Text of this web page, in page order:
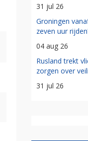
31 jul 26
Groningen
zeven uur rijden'
04 aug 26
Rusland trekt
zorgen over
31 jul 26